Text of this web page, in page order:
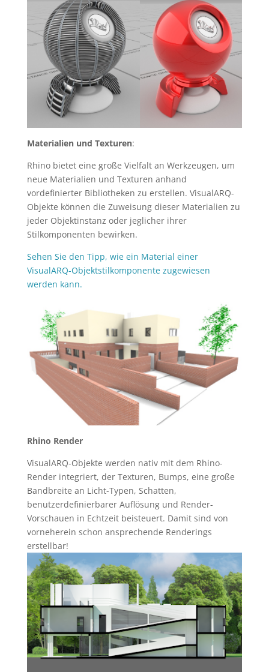
Materialien und Texturen:
Rhino bietet eine große Vielfalt an Werkzeugen, um
neue Materialien und Texturen anhand
vordefinierter Bibliotheken zu erstellen. VisualARQ-
Objekte können die Zuweisung dieser Materialien zu
jeder Objektinstanz oder jeglicher ihrer
Stilkomponenten bewirken.
Sehen Sie den Tipp, wie ein Material einer
VisualARQ-Objektstilkomponente zugewiesen
werden kann.
Rhino Render
VisualARQ-Objekte werden nativ mit dem Rhino-
Render integriert, der Texturen, Bumps, eine große
Bandbreite an Licht-Typen, Schatten,
benutzerdefinierbarer Auflösung und Render-
Vorschauen in Echtzeit beisteuert. Damit sind von
vorneherein schon ansprechende Renderings
erstellbar!